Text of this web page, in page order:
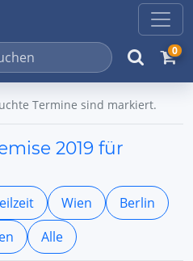
0
Termine sind markiert.
2019 für
Wien
Berlin
Alle